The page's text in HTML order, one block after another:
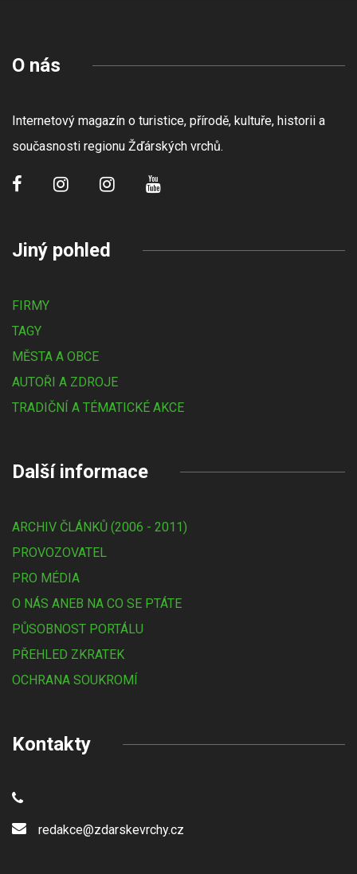
O nás
Internetový magazín o turistice, přírodě, kultuře, historii a
současnosti regionu Žďárských vrchů.
Jiný pohled
FIRMY
TAGY
MĚSTA A OBCE
AUTOŘI A ZDROJE
TRADIČNÍ A TÉMATICKÉ AKCE
Další informace
ARCHIV ČLÁNKŮ (2006 - 2011)
PROVOZOVATEL
PRO MÉDIA
O NÁS ANEB NA CO SE PTÁTE
PŮSOBNOST PORTÁLU
PŘEHLED ZKRATEK
OCHRANA SOUKROMÍ
Kontakty
redakce@zdarskevrchy.cz